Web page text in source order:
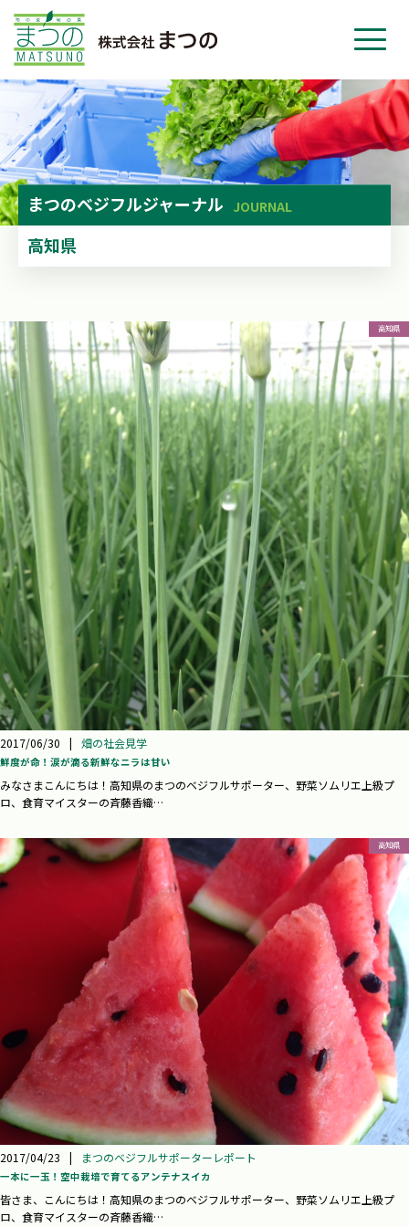
まつのベジフルジャーナル JOURNAL
高知県
高知県
2017/06/30 | 畑の社会見学
鮮度が命！涙が滴る新鮮なニラは甘い
みなさまこんにちは！高知県のまつのベジフルサポーター、野菜ソムリエ上級プ
ロ、食育マイスターの斉藤香織…
高知県
2017/04/23 | まつのベジフルサポーターレポート
一本に一玉！空中栽培で育てるアンテナスイカ
皆さま、こんにちは！高知県のまつのベジフルサポーター、野菜ソムリエ上級プ
ロ、食育マイスターの斉藤香織…
ホーム
事業紹介
会社紹介
ニュース
お問い合わせ
採用・応募